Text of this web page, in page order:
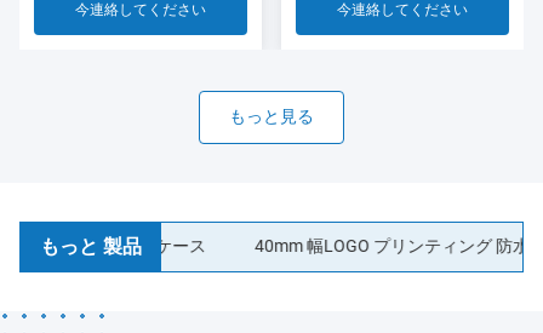
今連絡してください 今連絡してください
もっと見る
もっと 製品
ソーセージケース 40mm 幅LOGO プリンティング 防水PVDC